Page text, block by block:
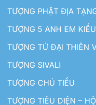
TƯỢNG PHẬT ĐỊA
TƯỢNG 5 ANH EM
TƯỢNG TỨ ĐẠI THIÊN
TƯỢNG SIVALI
TƯỢNG CHÚ TIỂU
TƯỢNG TIÊU DIỆN –